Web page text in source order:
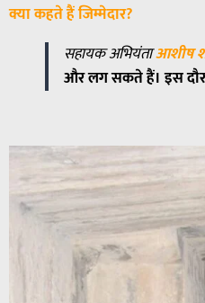
क्या कहते हैं जिम्मेदार?
सहायक अभियंताआशीष
और लग सकते हैं। इस